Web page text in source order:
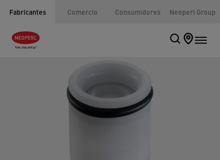
Fabricantes Comercio Consumidores Neoperl Group